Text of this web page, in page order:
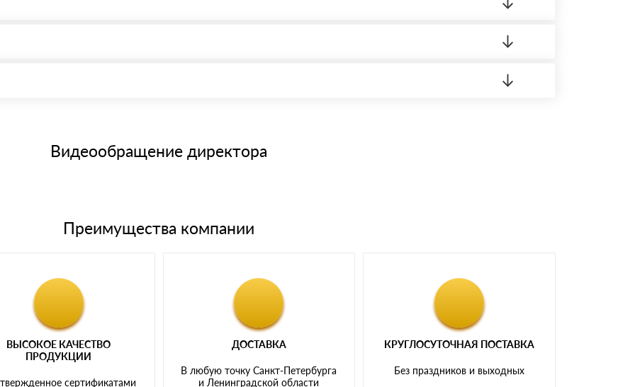
банковским картам
Видеообращение директора
Преимущества компании
ВЫСОКОЕ КАЧЕСТВО
ПРОДУКЦИИ
сертификатами
ДОСТАВКА
В любую точку Санкт-Петербурга
и Ленинградской области
КРУГЛОСУТОЧНАЯ ПОСТАВКА
Без праздников и выходных